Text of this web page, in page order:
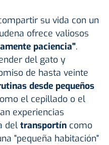
su vida con un
ofrece valiosos
paciencia".
del gato y
de hasta veinte
desde pequeños
el cepillado o el
experiencias
del transportín como
"pequeña habitación"